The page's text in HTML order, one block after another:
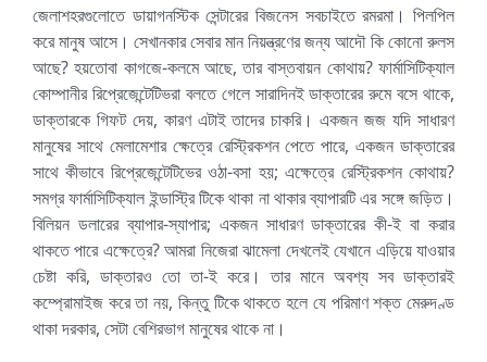
জেলাশহরগুলোতে ডায়াগনস্টিক সেন্টারের বিজনেস সবচাইতে রমরমা। পিলপিল
করে মানুষ আসে। সেখানকার সেবার মান নিয়ন্ত্রণের জন্য আদৌ কি কোনো রুলস
আছে? হয়তোবা কাগজে-কলমে আছে, তার বাস্তবায়ন কোথায়? ফার্মাসিটিক্যাল
কোম্পানীর রিপ্রেজেন্টেটিভরা বলতে গেলে সারাদিনই ডাক্তারের রুমে বসে থাকে,
ডাক্তারকে গিফট দেয়, কারণ এটাই তাদের চাকরি। একজন জজ যদি সাধারণ
মানুষের সাথে মেলামেশার ক্ষেত্রে রেস্ট্রিকশন পেতে পারে, একজন ডাক্তারের
সাথে কীভাবে রিপ্রেজেন্টেটিভের ওঠা-বসা হয়; এক্ষেত্রে রেস্ট্রিকশন কোথায়?
সমগ্র ফার্মাসিটিক্যাল ইন্ডাস্ট্রি টিকে থাকা না থাকার ব্যাপারটি এর সঙ্গে জড়িত।
বিলিয়ন ডলারের ব্যাপার-স্যাপার; একজন সাধারণ ডাক্তারের কী-ই বা করার
থাকতে পারে এক্ষেত্রে? আমরা নিজেরা ঝামেলা দেখলেই যেখানে এড়িয়ে যাওয়ার
চেষ্টা করি, ডাক্তারও তো তা-ই করে। তার মানে অবশ্য সব ডাক্তারই
কম্প্রোমাইজ করে তা নয়, কিন্তু টিকে থাকতে হলে যে পরিমাণ শক্ত মেরুদণ্ড
থাকা দরকার, সেটা বেশিরভাগ মানুষের থাকে না।